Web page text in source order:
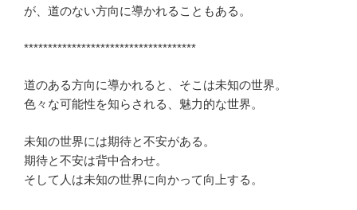
が、道のない方向に導かれることもある。
************************************
道のある方向に導かれると、そこは未知の世界。
色々な可能性を知らされる、魅力的な世界。
未知の世界には期待と不安がある。
期待と不安は背中合わせ。
そして人は未知の世界に向かって向上する。